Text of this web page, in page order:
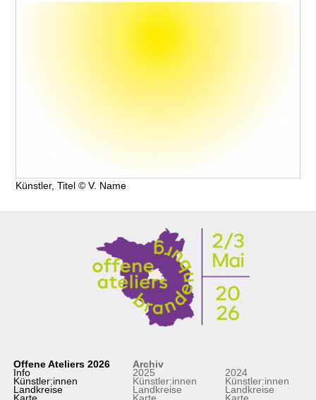
Künstler, Titel © V. Name
Offene Ateliers 2026
Info
Künstler:innen
Landkreise
Archiv
2025
Künstler:innen
Landkreise
2024
Künstler:innen
Landkreise